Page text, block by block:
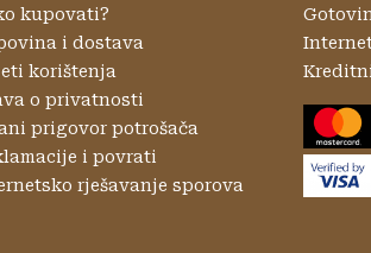
kupovati?
i dostava
korištenja
o privatnosti
prigovor potrošača
i povrati
rješavanje sporova